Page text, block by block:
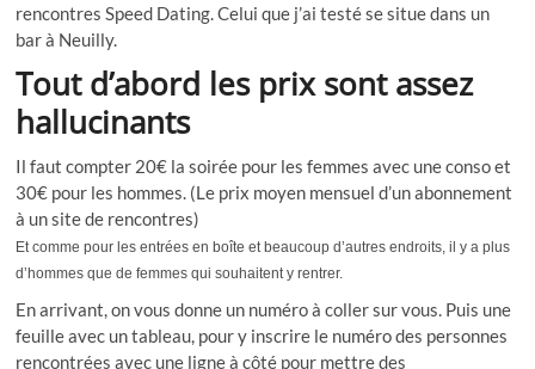
rencontres Speed Dating. Celui que j’ai testé se situe dans un
bar à Neuilly.
Tout d’abord les prix sont assez
hallucinants
Il faut compter 20€ la soirée pour les femmes avec une conso et
30€ pour les hommes. (Le prix moyen mensuel d’un abonnement
à un site de rencontres)
Et comme pour les entrées en boîte et beaucoup d’autres endroits, il y a plus
d’hommes que de femmes qui souhaitent y rentrer.
En arrivant, on vous donne un numéro à coller sur vous. Puis une
feuille avec un tableau, pour y inscrire le numéro des personnes
rencontrées avec une ligne à côté pour mettre des